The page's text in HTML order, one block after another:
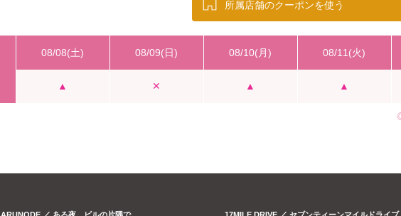
所属店舗のクーポンを使う
08/08(土) 08/09(日) 08/10(月) 08/11(火)
▲ ✕ ▲ ▲